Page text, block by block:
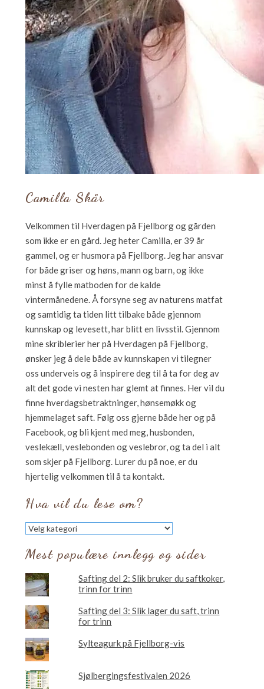
Camilla Skår
Velkommen til Hverdagen på Fjellborg og gården
som ikke er en gård. Jeg heter Camilla, er 39 år
gammel, og er husmora på Fjellborg. Jeg har ansvar
for både griser og høns, mann og barn, og ikke
minst å fylle matboden for de kalde
vintermånedene. Å forsyne seg av naturens matfat
og samtidig ta tiden litt tilbake både gjennom
kunnskap og levesett, har blitt en livsstil. Gjennom
mine skriblerier her på Hverdagen på Fjellborg,
ønsker jeg å dele både av kunnskapen vi tilegner
oss underveis og å inspirere deg til å ta for deg av
alt det gode vi nesten har glemt at finnes. Her vil du
finne hverdagsbetraktninger, hønsemøkk og
hjemmelaget saft. Følg oss gjerne både her og på
Facebook, og bli kjent med meg, husbonden,
veslekæll, veslebonden og veslebror, og ta del i alt
som skjer på Fjellborg. Lurer du på noe, er du
hjertelig velkommen til å ta kontakt.
Hva vil du lese om?
Hva
vil
du
lese
Mest populære innlegg og sider
Safting del 2: Slik bruker du saftkoker,
trinn for trinn
Safting del 3: Slik lager du saft, trinn
for trinn
Sylteagurk på Fjellborg-vis
Sjølbergingsfestivalen 2026